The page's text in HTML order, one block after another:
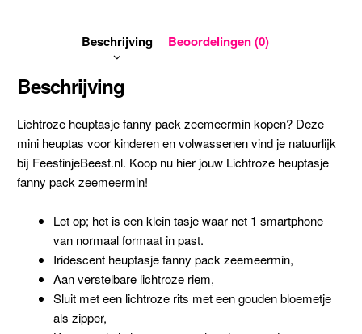
Beschrijving Beoordelingen (0)
Beschrijving
Lichtroze heuptasje fanny pack zeemeermin kopen? Deze
mini heuptas voor kinderen en volwassenen vind je natuurlijk
bij FeestinjeBeest.nl. Koop nu hier jouw Lichtroze heuptasje
fanny pack zeemeermin!
Let op; het is een klein tasje waar net 1 smartphone
van normaal formaat in past.
Iridescent heuptasje fanny pack zeemeermin,
Aan verstelbare lichtroze riem,
Sluit met een lichtroze rits met een gouden bloemetje
als zipper,